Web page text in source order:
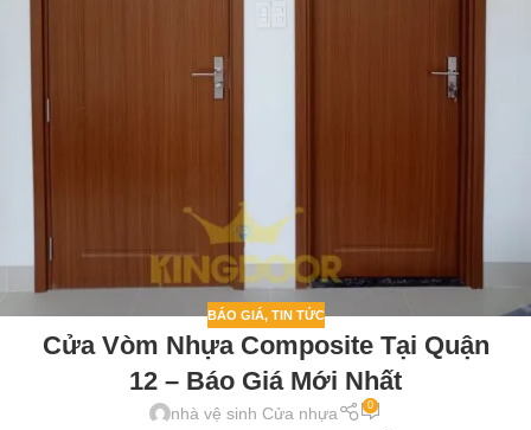
BÁO GIÁ, TIN TỨC
Cửa Vòm Nhựa Composite Tại Quận
12 – Báo Giá Mới Nhất
nhà vệ sinh Cửa nhựa 0